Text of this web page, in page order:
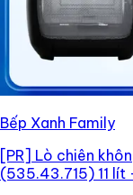
Bếp Xanh Family
[PR] Lò chiên
(535.43.715) 11 lít